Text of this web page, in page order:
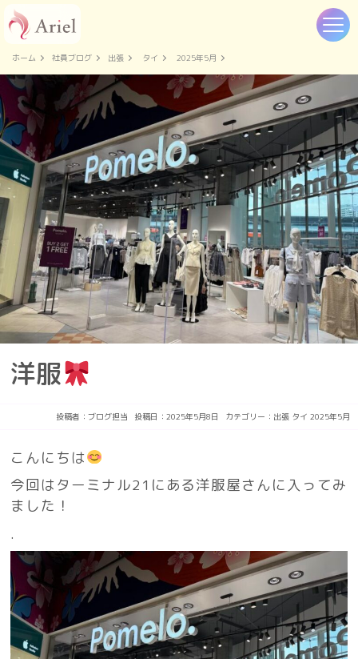
ホーム 社員ブログ 出張 タイ 2025年5月
洋服
投稿者： ブログ担当 投稿日：2025年5月8日 カテゴリー： 出張 タイ 2025年5月
こんにちは
今回はターミナル21にある洋服屋さんに入ってみ
ました！
.